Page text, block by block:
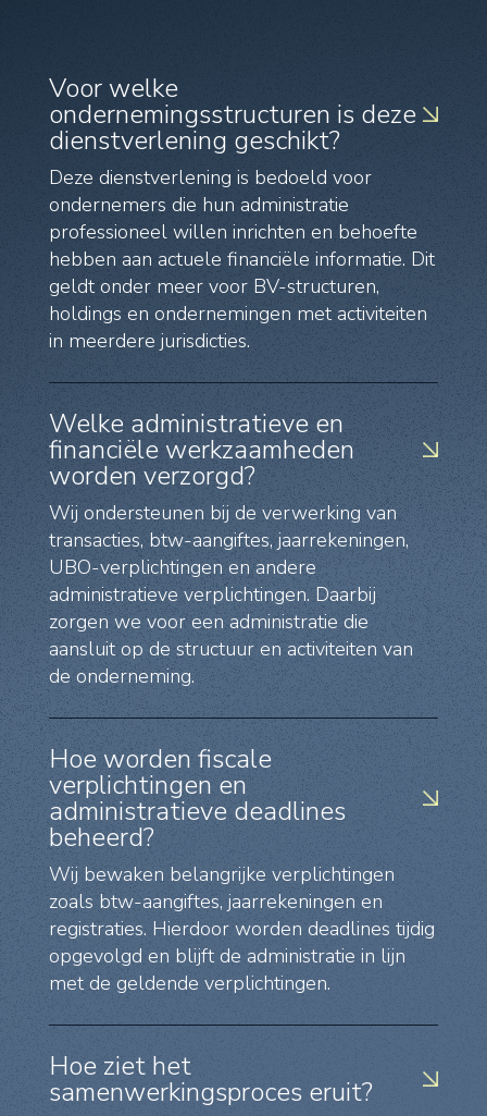
Voor welke
ondernemingsstructuren is deze
dienstverlening geschikt?
Deze dienstverlening is bedoeld voor
ondernemers die hun administratie
professioneel willen inrichten en behoefte
hebben aan actuele financiële informatie. Dit
geldt onder meer voor BV-structuren,
holdings en ondernemingen met activiteiten
in meerdere jurisdicties.
Welke administratieve en
financiële werkzaamheden
worden verzorgd?
Wij ondersteunen bij de verwerking van
transacties, btw-aangiftes, jaarrekeningen,
UBO-verplichtingen en andere
administratieve verplichtingen. Daarbij
zorgen we voor een administratie die
aansluit op de structuur en activiteiten van
de onderneming.
Hoe worden fiscale
verplichtingen en
administratieve deadlines
beheerd?
Wij bewaken belangrijke verplichtingen
zoals btw-aangiftes, jaarrekeningen en
registraties. Hierdoor worden deadlines tijdig
opgevolgd en blijft de administratie in lijn
met de geldende verplichtingen.
Hoe ziet het
samenwerkingsproces eruit?